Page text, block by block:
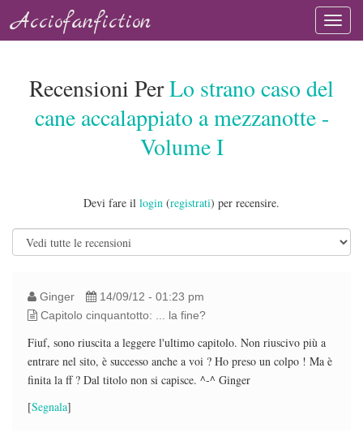
Acciofanfiction
Recensioni PerLo strano caso del
cane accalappiato a mezzanotte -
Volume I
Devi fare il login (registrati) per recensire.
Ginger
14/09/12 - 01:23 pm
Capitolo cinquantotto: ... la fine?
Fiuf, sono riuscita a leggere l'ultimo capitolo. Non riuscivo più a
entrare nel sito, è successo anche a voi ? Ho preso un colpo ! Ma è
finita la ff ? Dal titolo non si capisce. ^-^ Ginger
[Segnala]